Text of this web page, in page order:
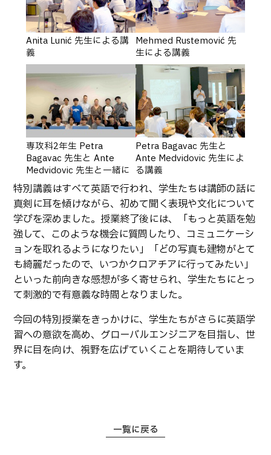
Anita Lunić 先生による講
義
Mehmed Rustemović 先
生による講義
専攻科2年生 Petra
Bagavac 先生と Ante
Medvidovic 先生と一緒に
Petra Bagavac 先生と
Ante Medvidovic 先生によ
る講義
特別講義はすべて英語で行われ、学生たちは講師の話に
真剣に耳を傾けながら、初めて聞く表現や文化について
学びを深めました。授業終了後には、「もっと英語を勉
強して、このような機会に質問したり、コミュニケーシ
ョンを取れるようになりたい」「どの写真も建物がとて
も綺麗だったので、いつかクロアチアに行ってみたい」
といった前向きな感想が多く寄せられ、学生たちにとっ
て刺激的で有意義な時間となりました。
今回の特別授業をきっかけに、学生たちがさらに英語学
習への意欲を高め、グローバルエンジニアを目指し、世
界に目を向け、視野を広げていくことを期待していま
す。
一覧に戻る